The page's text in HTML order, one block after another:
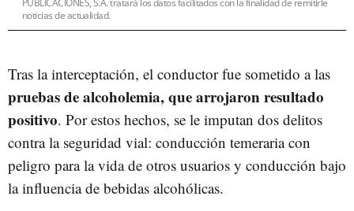
PUBLICACIONES, S.A. tratará los datos facilitados con la finalidad de remitirle
noticias de actualidad.
Tras la interceptación, el conductor fue sometido a las
pruebas de alcoholemia, que arrojaron resultado
positivo. Por estos hechos, se le imputan dos delitos
contra la seguridad vial: conducción temeraria con
peligro para la vida de otros usuarios y conducción bajo
la influencia de bebidas alcohólicas.